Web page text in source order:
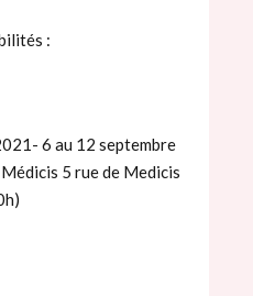
:
6 au 12 septembre
5 rue de Medicis